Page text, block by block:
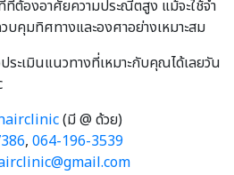
ต้องอาศัยความประณีตสูง แม้จะใช้จำ
คุมทิศทางและองศาอย่างเหมาะสม
ระเมินแนวทางที่เหมาะกับคุณได้เลยวัน
(มี @ ด้วย)
, 064-196-3539